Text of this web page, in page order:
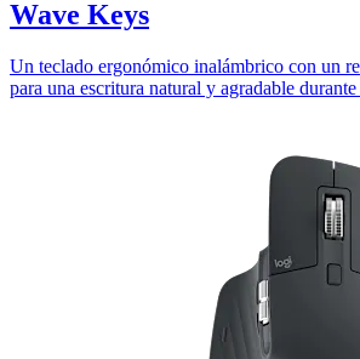
Wave Keys
Un teclado ergonómico inalámbrico con un
para una escritura natural y agradable